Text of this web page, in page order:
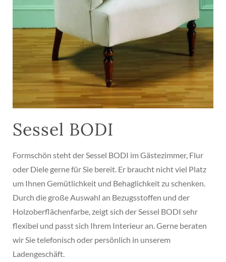
Sessel BODI
Formschön steht der Sessel BODI im Gästezimmer, Flur
oder Diele gerne für Sie bereit. Er braucht nicht viel Platz
um Ihnen Gemütlichkeit und Behaglichkeit zu schenken.
Durch die große Auswahl an Bezugsstoffen und der
Holzoberflächenfarbe, zeigt sich der Sessel BODI sehr
flexibel und passt sich Ihrem Interieur an. Gerne beraten
wir Sie telefonisch oder persönlich in unserem
Ladengeschäft.